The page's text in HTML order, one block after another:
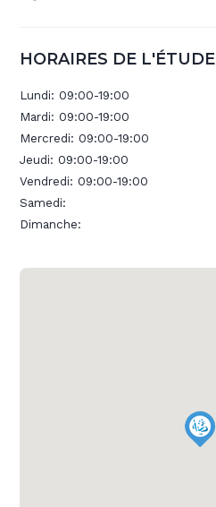
HORAIRES DE L'ÉTUDE
Lundi:09:00-19:00
Mardi:09:00-19:00
Mercredi:09:00-19:00
Jeudi:09:00-19:00
Vendredi:09:00-19:00
Samedi:
Dimanche: